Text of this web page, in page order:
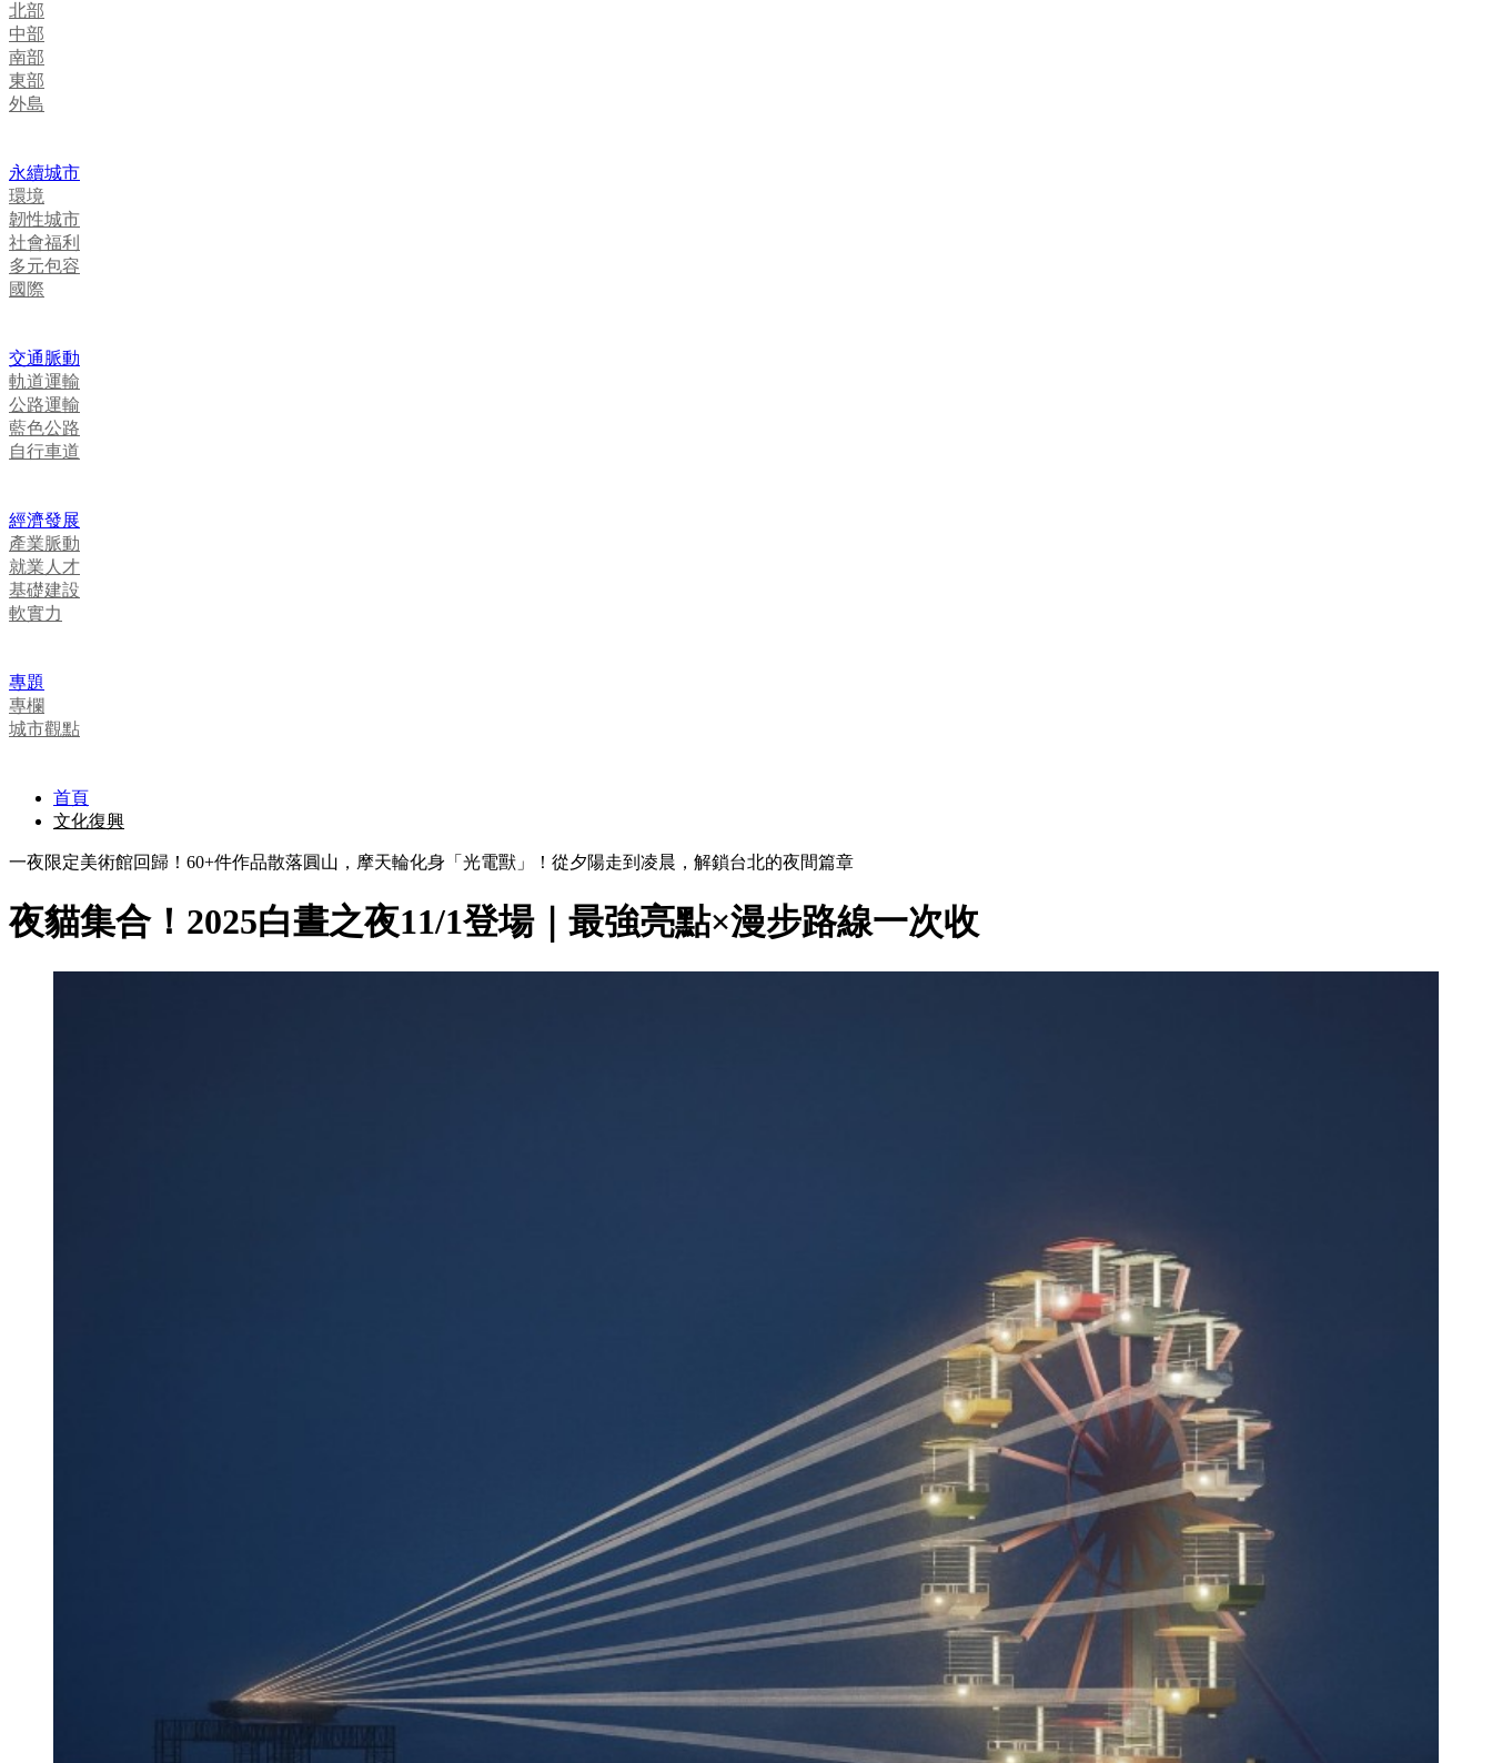
北部
中部
南部
東部
外島
永續城市
環境
韌性城市
社會福利
多元包容
國際
交通脈動
軌道運輸
公路運輸
藍色公路
自行車道
經濟發展
產業脈動
就業人才
基礎建設
軟實力
專題
專欄
城市觀點
首頁
文化復興
一夜限定美術館回歸！60+件作品散落圓山，摩天輪化身「光電獸」！從夕陽走到凌晨，解鎖台北的夜間篇章
夜貓集合！2025白晝之夜11/1登場｜最強亮點×漫步路線一次收